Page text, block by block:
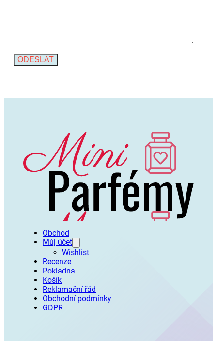
Obchod
Můj účet
Wishlist
Recenze
Pokladna
Košík
Reklamační řád
Obchodní podmínky
GDPR